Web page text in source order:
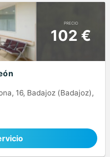
PRECIO
102 €
16, Badajoz (Badajoz),